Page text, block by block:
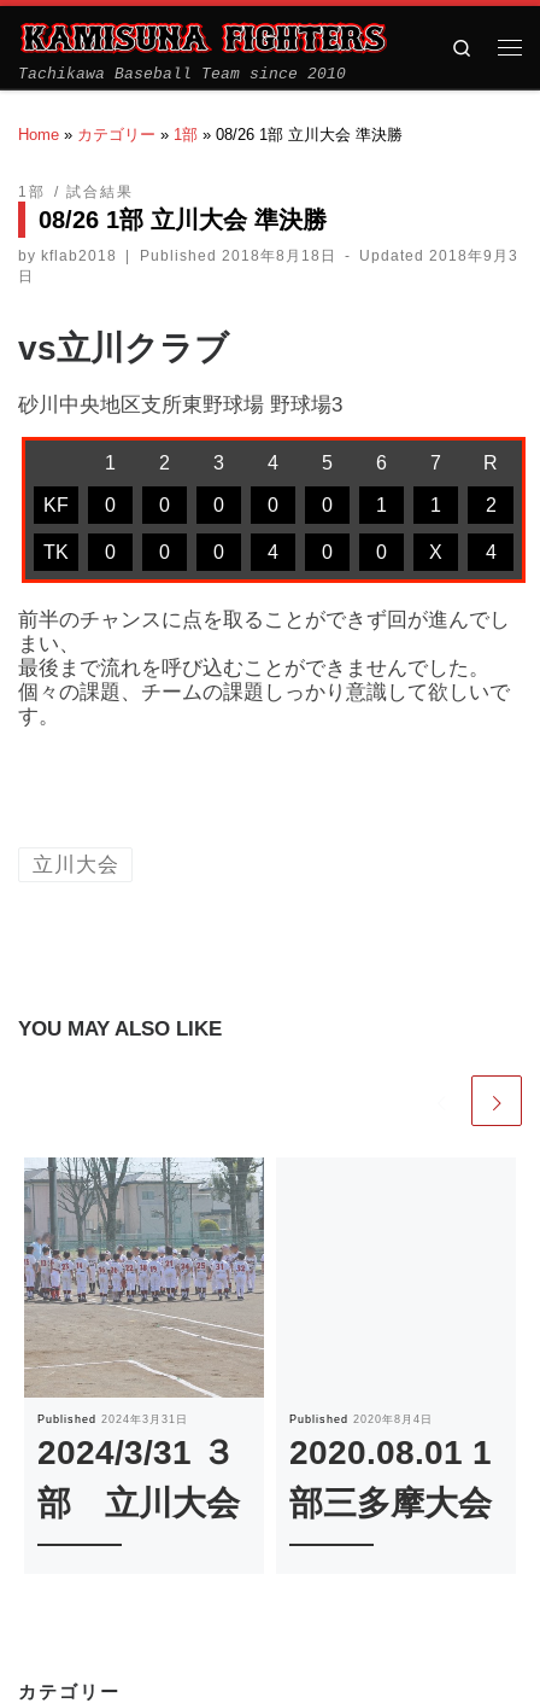
Tachikawa Baseball Team since 2010
Search
Home » カテゴリー » 1部 » 08/26 1部 立川大会 準決勝
1部 試合結果
08/26 1部 立川大会 準決勝
by kflab2018 Published 2018年8月18日 - Updated 2018年9月3
日
vs立川クラブ
砂川中央地区支所東野球場 野球場3
1 2 3 4 5 6 7 R
KF 0 0 0 0 0 1 1 2
TK 0 0 0 4 0 0 X 4
前半のチャンスに点を取ることができず回が進んでし
まい、
最後まで流れを呼び込むことができませんでした。
個々の課題、チームの課題しっかり意識して欲しいで
す。
立川大会
YOU MAY ALSO LIKE
Published 2024年3月31日
2024/3/31 ３
部 立川大会
Published 2020年8月4日
2020.08.01 1
部三多摩大会
カテゴリー